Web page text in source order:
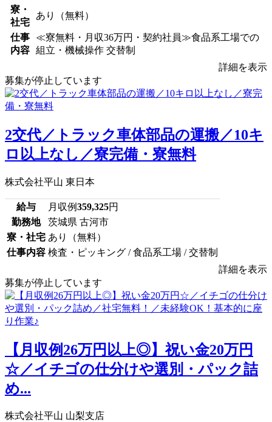
寮・
社宅
あり（無料）
仕事
内容
≪寮無料・月収36万円・契約社員≫食品系工場での
組立・機械操作 交替制
詳細を表示
募集が停止しています
2交代／トラック車体部品の運搬／10キ
ロ以上なし／寮完備・寮無料
株式会社平山 東日本
給与 月収例359,325円
勤務地
茨城県 古河市
寮・社宅 あり（無料）
仕事内容 検査・ピッキング / 食品系工場 / 交替制
詳細を表示
募集が停止しています
【月収例26万円以上◎】祝い金20万円
☆／イチゴの仕分けや選別・パック詰
め...
株式会社平山 山梨支店